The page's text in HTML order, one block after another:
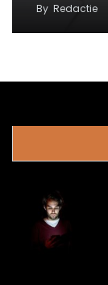
By Redactie